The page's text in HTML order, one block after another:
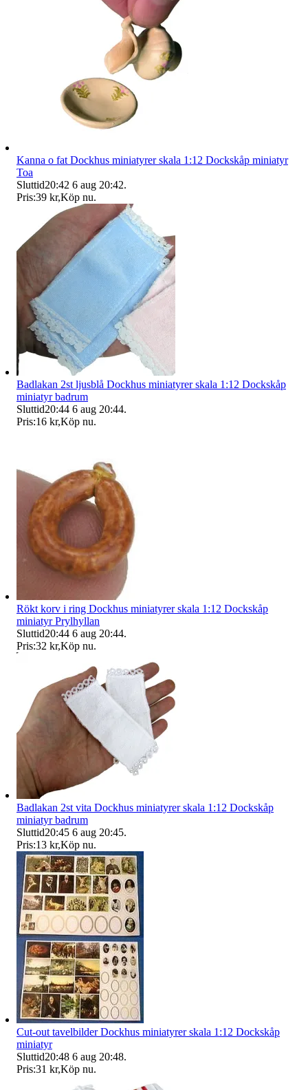
Kanna o fat Dockhus miniatyrer skala 1:12 Dockskåp miniatyr
Toa
Sluttid20:42 6 aug 20:42.
Pris:39 kr,Köp nu.
Badlakan 2st ljusblå Dockhus miniatyrer skala 1:12 Dockskåp
miniatyr badrum
Sluttid20:44 6 aug 20:44.
Pris:16 kr,Köp nu.
Rökt korv i ring Dockhus miniatyrer skala 1:12 Dockskåp
miniatyr Prylhyllan
Sluttid20:44 6 aug 20:44.
Pris:32 kr,Köp nu.
Badlakan 2st vita Dockhus miniatyrer skala 1:12 Dockskåp
miniatyr badrum
Sluttid20:45 6 aug 20:45.
Pris:13 kr,Köp nu.
Cut-out tavelbilder Dockhus miniatyrer skala 1:12 Dockskåp
miniatyr
Sluttid20:48 6 aug 20:48.
Pris:31 kr,Köp nu.